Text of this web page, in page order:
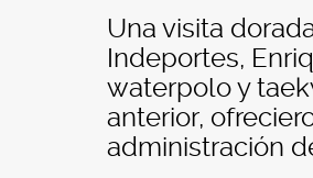
Una visita
Indeportes,
waterpolo y
anterior,
administración